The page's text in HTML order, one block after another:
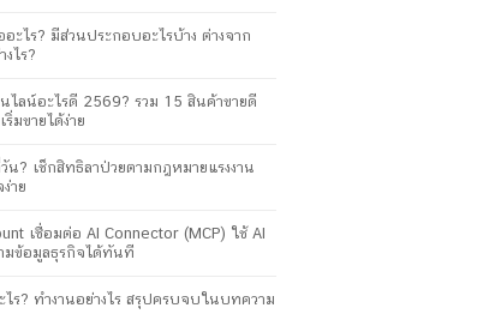
ะไร? มีส่วนประกอบอะไรบ้าง ต่างจาก
ไร?
ไลน์อะไรดี 2569? รวม 15 สินค้าขายดี
ริ่มขายได้ง่าย
น? เช็กสิทธิลาป่วยตามกฎหมายแรงงาน
าย
เชื่อมต่อ AI Connector (MCP) ใช้ AI
ข้อมูลธุรกิจได้ทันที
ไร? ทำงานอย่างไร สรุปครบจบในบทความ